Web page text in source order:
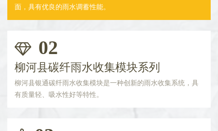
面，具有优良的雨水调蓄性能。
02
柳河县碳纤雨水收集模块系列
柳河县银通碳纤雨水收集模块是一种创新的雨水收集系统，具
有质量轻、吸水性好等特性。